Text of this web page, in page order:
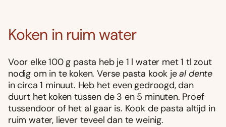
Koken in ruim water
Voor elke 100 g pasta heb je 1 l water met 1 tl zout
nodig om in te koken. Verse pasta kook jeal dente
in circa 1 minuut. Heb het even gedroogd, dan
duurt het koken tussen de 3 en 5 minuten. Proef
tussendoor of het al gaar is. Kook de pasta altijd in
ruim water, liever teveel dan te weinig.